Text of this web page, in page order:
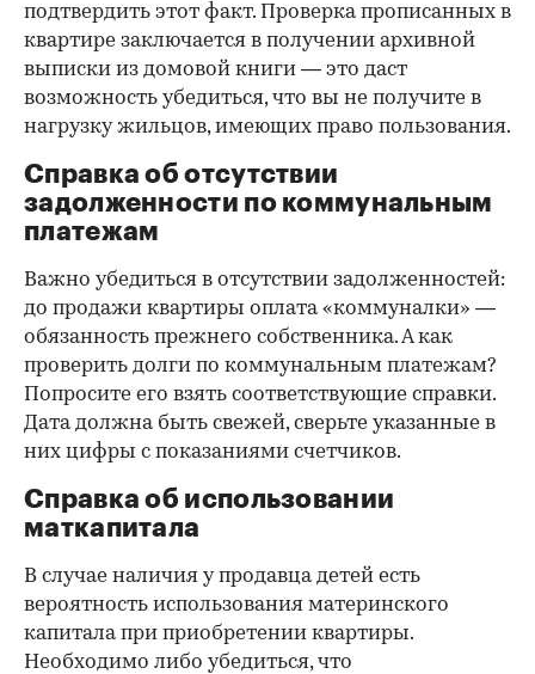
подтвердить этот факт. Проверка прописанных в
квартире заключается в получении архивной
выписки из домовой книги — это даст
возможность убедиться, что вы не получите в
нагрузку жильцов, имеющих право пользования.
Справка об отсутствии
задолженности по коммунальным
платежам
Важно убедиться в отсутствии задолженностей:
до продажи квартиры оплата «коммуналки» —
обязанность прежнего собственника. А как
проверить долги по коммунальным платежам?
Попросите его взять соответствующие справки.
Дата должна быть свежей, сверьте указанные в
них цифры с показаниями счетчиков.
Справка об использовании
маткапитала
В случае наличия у продавца детей есть
вероятность использования материнского
капитала при приобретении квартиры.
Необходимо либо убедиться, что